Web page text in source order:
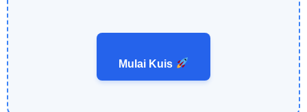
Mulai Kuis